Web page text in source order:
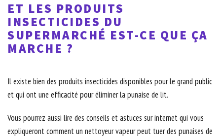
ET LES PRODUITS
INSECTICIDES DU
SUPERMARCHÉ EST-CE QUE ÇA
MARCHE ?
Il existe bien des produits insecticides disponibles pour le grand public
et qui ont une efficacité pour éliminer la punaise de lit.
Vous pourrez aussi lire des conseils et astuces sur internet qui vous
expliqueront comment un nettoyeur vapeur peut tuer des punaises de